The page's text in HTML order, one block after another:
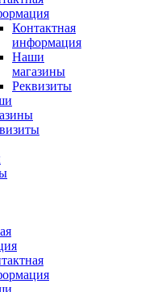
Контактная
информация
Наши
магазины
Реквизиты